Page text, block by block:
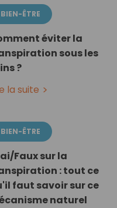
BIEN-ÊTRE
éviter la
sous les
?
la suite
BIEN-ÊTRE
Faux sur la
: tout ce
faut savoir sur ce
naturel